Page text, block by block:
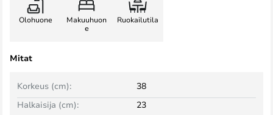
Olohuone
Makuuhuon
e
Ruokailutila
Mitat
Korkeus (cm):
38
Halkaisija (cm):
23